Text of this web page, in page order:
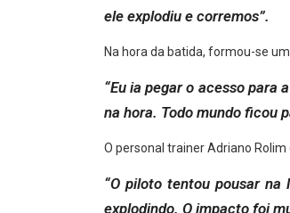
ele explodiu e corremos”.
Na hora da batida, formou-se
“Eu ia pegar o acesso para
na hora. Todo mundo ficou
O personal trainer Adriano
“O piloto tentou pousar
explodindo. O impacto foi